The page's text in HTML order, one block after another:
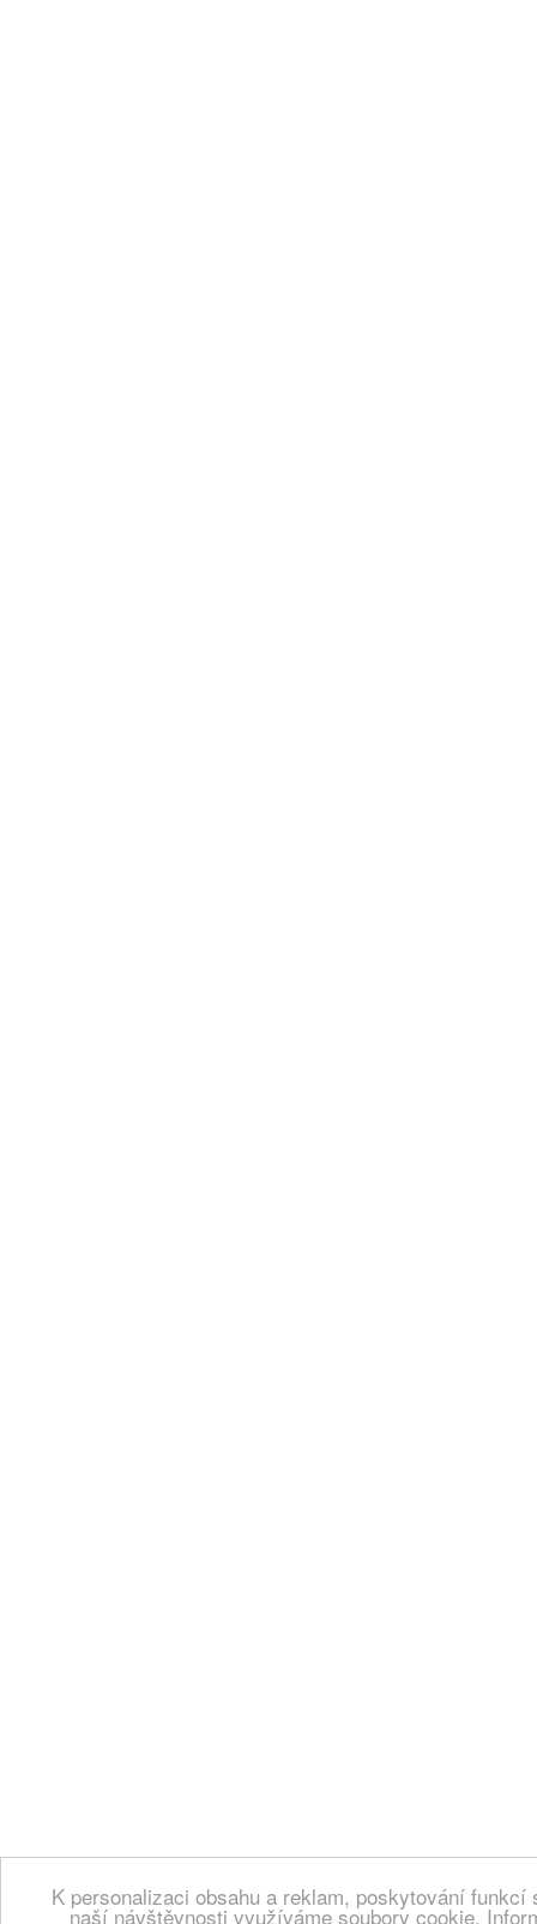
K personalizaci obsahu a reklam, poskytování
naší návštěvnosti využíváme soubory cookie.